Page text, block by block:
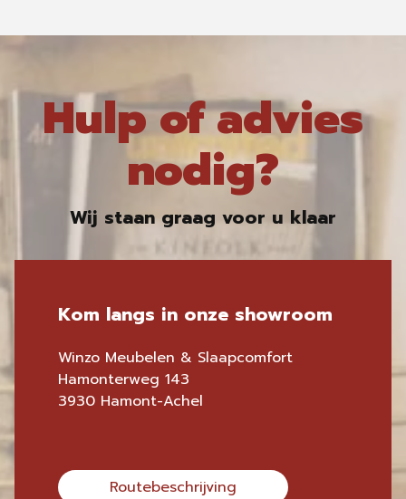
Hulp of advies
nodig?
Wij staan graag voor u klaar
Kom langs in onze showroom
Winzo Meubelen & Slaapcomfort
Hamonterweg 143
3930 Hamont-Achel
Routebeschrijving